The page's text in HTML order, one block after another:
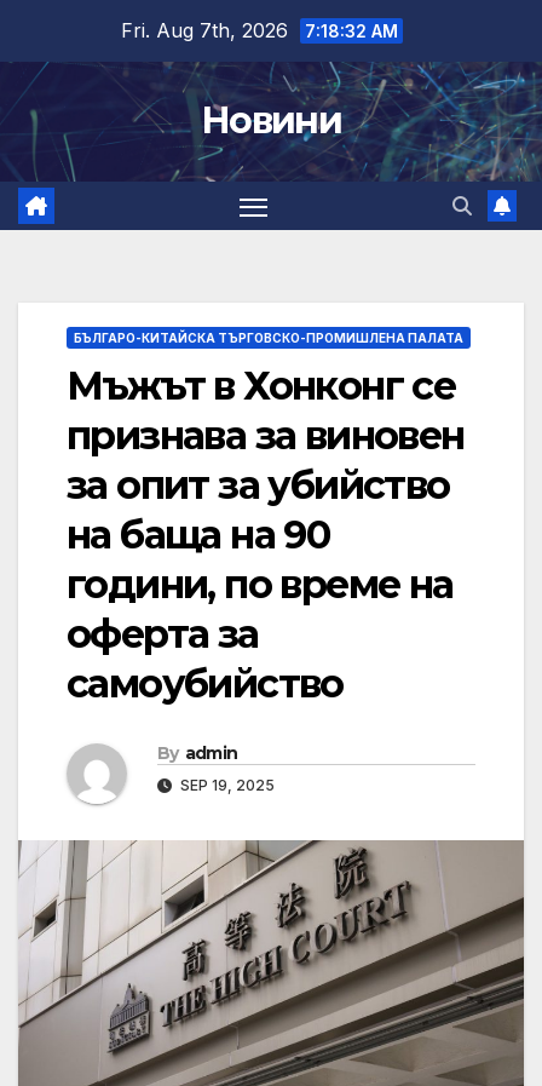
content
Fri. Aug 7th, 2026 7:18:33 AM
Новини
БЪЛГАРО-КИТАЙСКА ТЪРГОВСКО-ПРОМИШЛЕНА ПАЛАТА
Мъжът в Хонконг се
признава за виновен
за опит за убийство
на баща на 90
години, по време на
оферта за
самоубийство
By admin
SEP 19, 2025